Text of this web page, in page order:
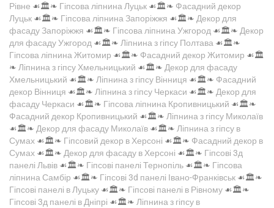
Рівне ☙🏛️❧ Гіпсова ліпнина Луцьк ☙🏛️❧ Фасадний декор
Луцьк ☙🏛️❧ Гіпсова ліпнина Запоріжжя ☙🏛️❧ Декор для
фасаду Запоріжжя ☙🏛️❧ Гіпсова ліпнина Ужгород ☙🏛️❧ Декор
для фасаду Ужгород ☙🏛️❧ Ліпнина з гіпсу Полтава ☙🏛️❧
Гіпсова ліпнина Житомир ☙🏛️❧ Фасадний декор Житомир ☙🏛️
❧ Ліпнина з гіпсу Хмельницький ☙🏛️❧ Декор для фасаду
Хмельницький ☙🏛️❧ Ліпнина з гіпсу Вінниця ☙🏛️❧ Фасадний
декор Вінниця ☙🏛️❧ Ліпнина з гіпсу Черкаси ☙🏛️❧ Декор для
фасаду Черкаси ☙🏛️❧ Гіпсова ліпнина Кропивницький ☙🏛️❧
Фасадний декор Кропивницький ☙🏛️❧ Ліпнина з гіпсу Миколаїв
☙🏛️❧ Декор для фасаду Миколаїв ☙🏛️❧ Ліпнина з гіпсу в
Сумах ☙🏛️❧ Гіпсовий декор в Херсоні ☙🏛️❧ Фасадний декор в
Сумах ☙🏛️❧ Декор для фасаду в Херсоні ☙🏛️❧ Гіпсові 3д
панелі Львів ☙🏛️❧ Гіпсові панелі Тернопіль ☙🏛️❧ Гіпсова
ліпнина Самбір ☙🏛️❧ Гіпсові 3d панелі Івано-Франківськ ☙🏛️❧
Гіпсові панелі в Луцьку ☙🏛️❧ Гіпсові панелі в Рівному ☙🏛️❧
Гіпсові 3д панелі в Дніпрі ☙🏛️❧ Ліпнина з гіпсу в